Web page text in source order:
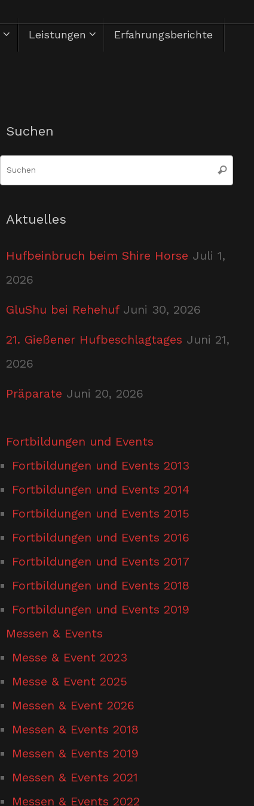
Herzlich Willkommen
Leistungen Erfahrungsberichte
Suchen
Suchen
Aktuelles
Hufbeinbruch beim Shire Horse Juli 1,
2026
GluShu bei Rehehuf Juni 30, 2026
21. Gießener Hufbeschlagtages Juni 21,
2026
Präparate Juni 20, 2026
Fortbildungen und Events
Fortbildungen und Events 2013
Fortbildungen und Events 2014
Fortbildungen und Events 2015
Fortbildungen und Events 2016
Fortbildungen und Events 2017
Fortbildungen und Events 2018
Fortbildungen und Events 2019
Messen & Events
Messe & Event 2023
Messe & Event 2025
Messen & Event 2026
Messen & Events 2018
Messen & Events 2019
Messen & Events 2021
Messen & Events 2022